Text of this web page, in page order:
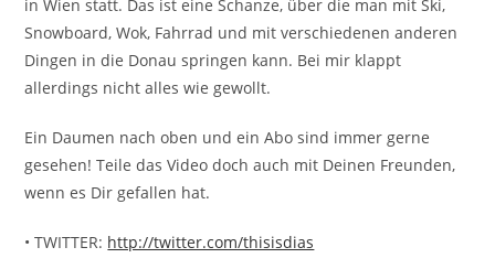
in Wien statt. Das ist eine Schanze, über die man mit Ski,
Snowboard, Wok, Fahrrad und mit verschiedenen anderen
Dingen in die Donau springen kann. Bei mir klappt
allerdings nicht alles wie gewollt.
Ein Daumen nach oben und ein Abo sind immer gerne
gesehen! Teile das Video doch auch mit Deinen Freunden,
wenn es Dir gefallen hat.
• TWITTER: http://twitter.com/thisisdias